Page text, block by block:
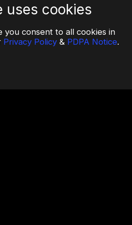
uses cookies
you consent to all cookies in
Privacy Policy & PDPA Notice.